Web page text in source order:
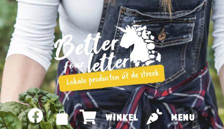
WINKEL MENU